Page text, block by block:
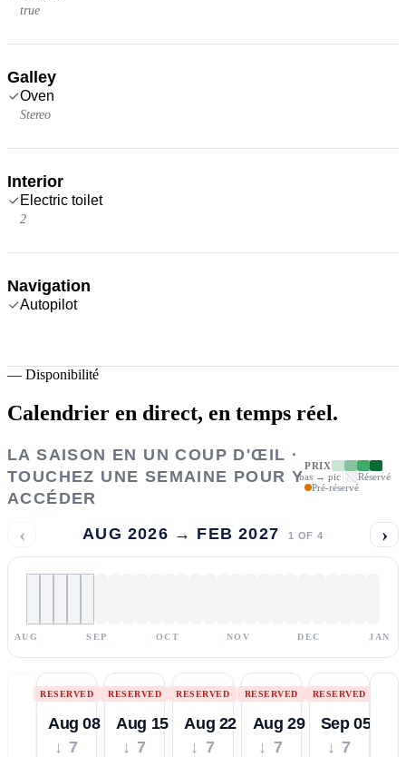
true
Galley
Oven
Stereo
Interior
Electric toilet
2
Navigation
Autopilot
— Disponibilité
Calendrier en direct, en temps réel.
LA SAISON EN UN COUP D'ŒIL ·
TOUCHEZ UNE SEMAINE POUR Y
ACCÉDER
PRIX
bas → pic
Réservé
Pré-réservé
‹ AUG 2026 → FEB 2027 1 OF 4 ›
AUG SEP OCT NOV DEC JAN
RESERVED
Aug 08
↓ 7
RESERVED
Aug 15
↓ 7
RESERVED
Aug 22
↓ 7
RESERVED
Aug 29
↓ 7
RESERVED
Sep 05
↓ 7